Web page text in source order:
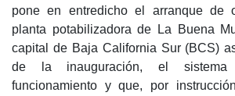
pone en entredicho el arranque de
planta potabilizadora de La Buena
capital de Baja California Sur (BCS)
de la inauguración, el
funcionamiento y que, por